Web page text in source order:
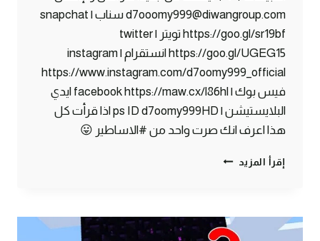
d7ooomy999@diwangroup.com سناب | snapchat
https://goo.gl/sr19bf تويتر | twitter
https://goo.gl/UGEG15 انستقرام | instagram
https://www.instagram.com/d7oomy999_official
فيس بوك | facebook https://maw.cx/l86hl ايدي
البلايستيشن | ps ID d7oomy999HD اذا قرأت كل
هذا اعرف انك صرت واحد من #الاساطير 😛
إقرأ المزيد ماين
قلعة
النذر